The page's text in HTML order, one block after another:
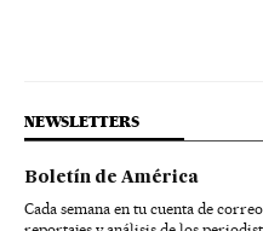
NEWSLETTERS
Boletín de América
Cada semana en tu cuenta de